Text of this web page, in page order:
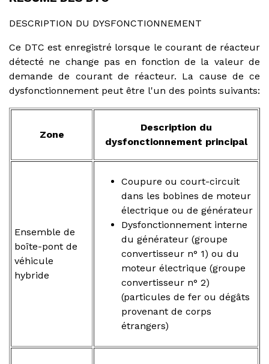
DESCRIPTION DU DYSFONCTIONNEMENT
Ce DTC est enregistré lorsque le courant de réacteur
détecté ne change pas en fonction de la valeur de
demande de courant de réacteur. La cause de ce
dysfonctionnement peut être l'un des points suivants:
Zone
Description du
dysfonctionnement principal
Ensemble de
boîte-pont de
véhicule
hybride
Coupure ou court-circuit
dans les bobines de moteur
électrique ou de générateur
Dysfonctionnement interne
du générateur (groupe
convertisseur n° 1) ou du
moteur électrique (groupe
convertisseur n° 2)
(particules de fer ou dégâts
provenant de corps
étrangers)